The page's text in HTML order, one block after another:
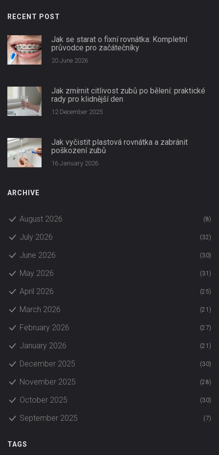
RECENT POST
Jak se starat o fixní rovnátka: Kompletní
průvodce pro začátečníky
20 June 2026
Jak zmírnit citlivost zubů po bělení: praktické
rady pro klidnější den
12 December 2025
Jak vyčistit plastová rovnátka a zabránit
poškození zubů
16 January 2026
ARCHIVE
August 2026 (8)
July 2026 (32)
June 2026 (30)
May 2026 (31)
April 2026 (25)
March 2026 (21)
February 2026 (27)
January 2026 (21)
December 2025 (30)
November 2025 (28)
October 2025 (30)
September 2025 (7)
TAGS